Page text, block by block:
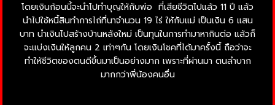
โดยเงินก้อนนี้จะนำไปทำบุญให้กับพ่อ ที่เสียชีวิตไปแล้ว 11 ปี แล้ว
นำไปใช้หนี้สินทำการไถ่ที่นาจำนวน 19 ไร่ ให้กับแม่ เป็นเงิน 6 แสน
บาท นำเงินไปสร้างบ้านหลังใหม่ เป็นทุนในการทำมาหากินต่อ แล้วก็
จะแบ่งเงินให้ลูกคน 2 เท่าๆกัน โดยเงินโชคที่ได้มาครั้งนี้ ถือว่าจะ
ทำให้ชีวิตของตนดีขึ้นมาเป็นอย่างมาก เพราะที่ผ่านมา ตนลำบาก
มากกว่าพี่น้องคนอื่น